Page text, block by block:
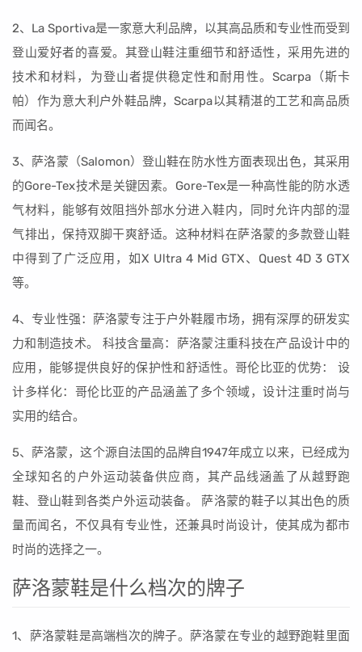
2、La Sportiva是一家意大利品牌，以其高品质和专业性而受到
登山爱好者的喜爱。其登山鞋注重细节和舒适性，采用先进的
技术和材料，为登山者提供稳定性和耐用性。Scarpa（斯卡
帕）作为意大利户外鞋品牌，Scarpa以其精湛的工艺和高品质
而闻名。
3、萨洛蒙（Salomon）登山鞋在防水性方面表现出色，其采用
的Gore-Tex技术是关键因素。Gore-Tex是一种高性能的防水透
气材料，能够有效阻挡外部水分进入鞋内，同时允许内部的湿
气排出，保持双脚干爽舒适。这种材料在萨洛蒙的多款登山鞋
中得到了广泛应用，如X Ultra 4 Mid GTX、Quest 4D 3 GTX
等。
4、专业性强：萨洛蒙专注于户外鞋履市场，拥有深厚的研发实
力和制造技术。 科技含量高：萨洛蒙注重科技在产品设计中的
应用，能够提供良好的保护性和舒适性。哥伦比亚的优势： 设
计多样化：哥伦比亚的产品涵盖了多个领域，设计注重时尚与
实用的结合。
5、萨洛蒙，这个源自法国的品牌自1947年成立以来，已经成为
全球知名的户外运动装备供应商，其产品线涵盖了从越野跑
鞋、登山鞋到各类户外运动装备。 萨洛蒙的鞋子以其出色的质
量而闻名，不仅具有专业性，还兼具时尚设计，使其成为都市
时尚的选择之一。
萨洛蒙鞋是什么档次的牌子
1、萨洛蒙鞋是高端档次的牌子。萨洛蒙在专业的越野跑鞋里面